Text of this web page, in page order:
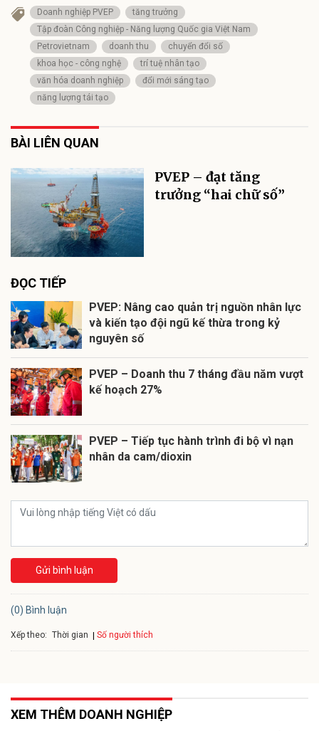
Doanh nghiệp PVEP
tăng trưởng
Tập đoàn Công nghiệp - Năng lượng Quốc gia Việt Nam
Petrovietnam
doanh thu
chuyển đổi số
khoa học - công nghệ
trí tuệ nhân tạo
văn hóa doanh nghiệp
đổi mới sáng tạo
năng lượng tái tạo
BÀI LIÊN QUAN
PVEP – đạt tăng
trưởng “hai chữ số”
ĐỌC TIẾP
PVEP: Nâng cao quản trị nguồn nhân lực
và kiến tạo đội ngũ kế thừa trong kỷ
nguyên số
PVEP – Doanh thu 7 tháng đầu năm vượt
kế hoạch 27%
PVEP – Tiếp tục hành trình đi bộ vì nạn
nhân da cam/dioxin
Gửi bình luận
(0) Bình luận
Xếp theo: Thời gian Số người thích
XEM THÊM DOANH NGHIỆP